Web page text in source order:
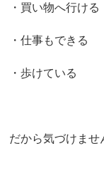
・買い物へ行ける
・仕事もできる
・歩けている
だから気づけませ